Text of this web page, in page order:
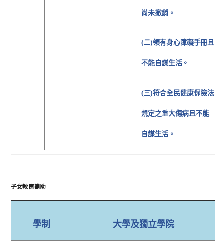
尚未撤銷。
(二)領有身心障礙手冊且
不能自謀生活。
(三)符合全民健康保險法
規定之重大傷病且不能
自謀生活。
子女教育補助
學制 大學及獨立學院